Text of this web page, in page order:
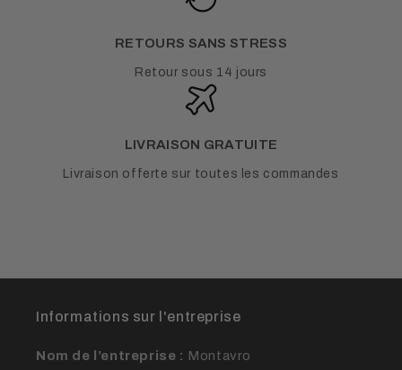
RETOURS SANS STRESS
Retour sous 14 jours
LIVRAISON GRATUITE
Livraison offerte sur toutes les commandes
Informations sur l'entreprise
Nom de l’entreprise : Montavro